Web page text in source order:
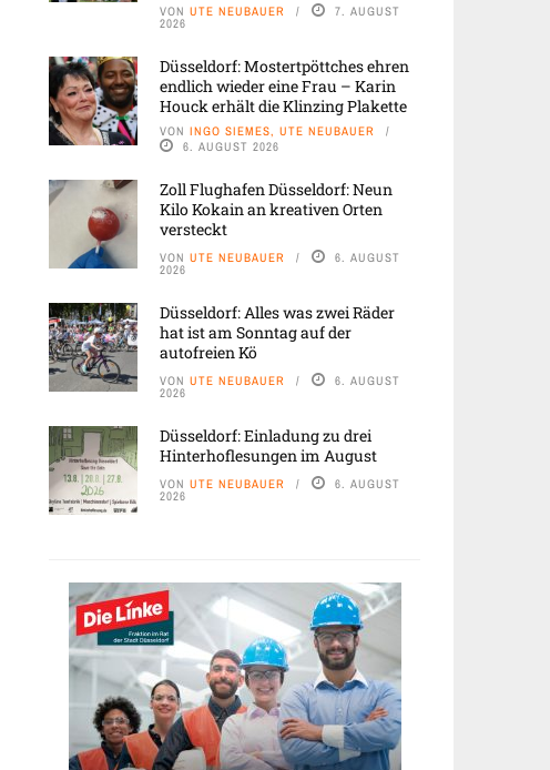
VON UTE NEUBAUER 7. AUGUST
2026
Düsseldorf: Mostertpöttches ehren
endlich wieder eine Frau – Karin
Houck erhält die Klinzing Plakette
VON INGO SIEMES, UTE NEUBAUER
6. AUGUST 2026
Zoll Flughafen Düsseldorf: Neun
Kilo Kokain an kreativen Orten
versteckt
VON UTE NEUBAUER 6. AUGUST
2026
Düsseldorf: Alles was zwei Räder
hat ist am Sonntag auf der
autofreien Kö
VON UTE NEUBAUER 6. AUGUST
2026
Düsseldorf: Einladung zu drei
Hinterhoflesungen im August
VON UTE NEUBAUER 6. AUGUST
2026